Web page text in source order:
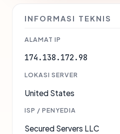
INFORMASI TEKNIS
ALAMAT IP
174.138.172.98
LOKASI SERVER
United States
ISP / PENYEDIA
Secured Servers LLC